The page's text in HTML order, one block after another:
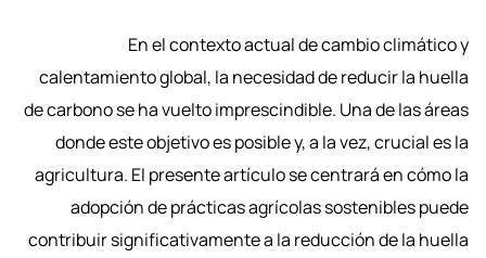
En el contexto actual de cambio climático y
calentamiento global, la necesidad de reducir la huella
de carbono se ha vuelto imprescindible. Una de las áreas
donde este objetivo es posible y, a la vez, crucial es la
agricultura. El presente artículo se centrará en cómo la
adopción de prácticas agrícolas sostenibles puede
contribuir significativamente a la reducción de la huella